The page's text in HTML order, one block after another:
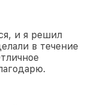
и я решил
в течение